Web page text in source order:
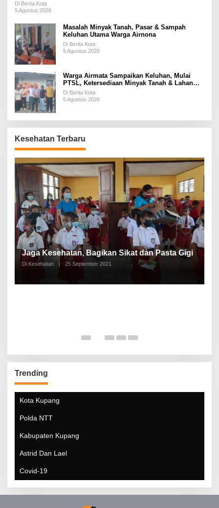
Di Berita Kota
5 Agustus 2026
Masalah Minyak Tanah, Pasar & Sampah
Keluhan Utama Warga Airnona
Di Berita Kota
5 Agustus 2026
Warga Airmata Sampaikan Keluhan, Mulai
PTSL, Ketersediaan Minyak Tanah & Lahan
Pemakaman
Di Berita Kota
5 Agustus 2026
Kesehatan Terbaru
Jaga Kesehatan, Bagikan Sikat dan Pasta Gigi
Di Kesehatan | 25 September 2021
Trending
Kota Kupang
Polda NTT
Kabupaten Kupang
Astrid Dan Lael
Covid-19